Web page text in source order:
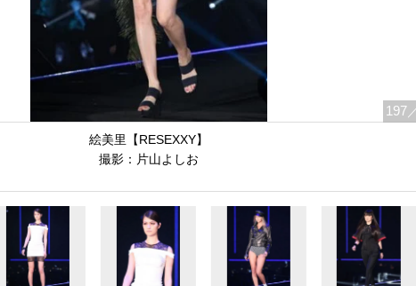
197
絵美里【RESEXXY】
撮影：片山よしお